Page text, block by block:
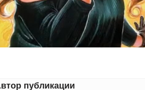
публикации